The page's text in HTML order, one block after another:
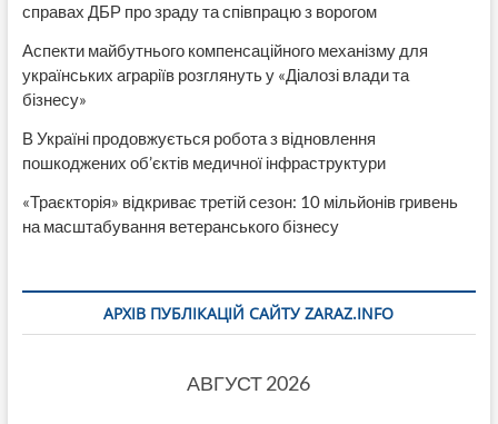
справах ДБР про зраду та співпрацю з ворогом
Аспекти майбутнього компенсаційного механізму для
українських аграріїв розглянуть у «Діалозі влади та
бізнесу»
В Україні продовжується робота з відновлення
пошкоджених об’єктів медичної інфраструктури
«Траєкторія» відкриває третій сезон: 10 мільйонів гривень
на масштабування ветеранського бізнесу
АРХІВ ПУБЛІКАЦІЙ САЙТУ ZARAZ.INFO
АВГУСТ 2026